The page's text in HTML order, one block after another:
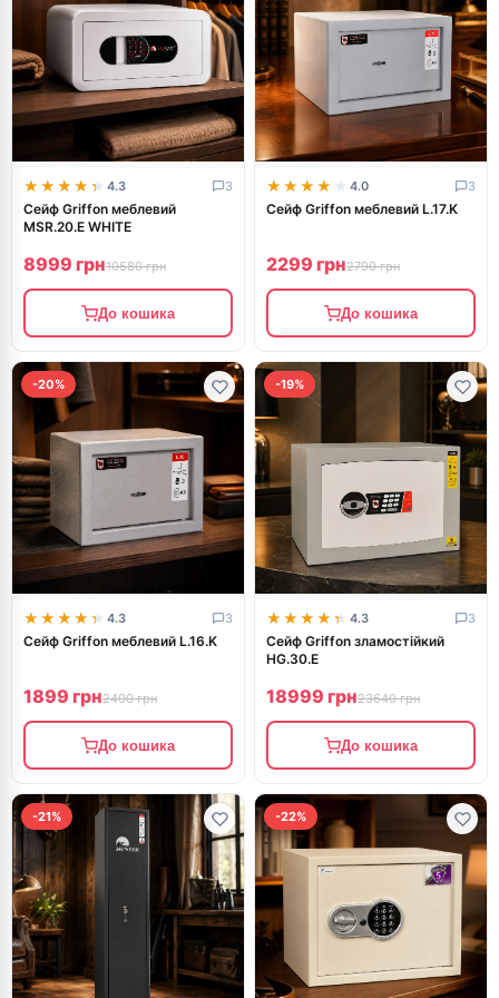
★★★★★
★★★★★ 4.3 3
Сейф Griffon меблевий
MSR.20.Е WHITE
8999 грн10580 грн
До кошика
★★★★★
★★★★★ 4.0 3
Сейф Griffon меблевий L.17.K
2299 грн2790 грн
До кошика
-20%
★★★★★
★★★★★ 4.3 3
Сейф Griffon меблевий L.16.K
1899 грн2400 грн
До кошика
-19%
★★★★★
★★★★★ 4.3 3
Сейф Griffon зламостійкий
HG.30.E
18999 грн23640 грн
До кошика
-21% -22%